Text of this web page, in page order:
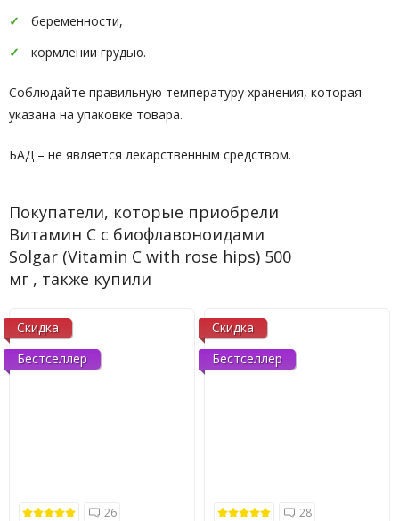
беременности,
кормлении грудью.
Соблюдайте правильную температуру хранения, которая
указана на упаковке товара.
БАД – не является лекарственным средством.
Покупатели, которые приобрели
Витамин С с биофлавоноидами
Solgar (Vitamin C with rose hips) 500
мг , также купили
Скидка
Бестселлер
26
Скидка
Бестселлер
28